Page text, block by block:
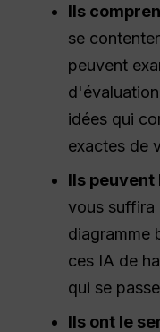
Ils
se
peuvent
idées qui
exactes de
Ils peuvent
vous suffira
diagramme
ces IA de
qui se
Ils ont le